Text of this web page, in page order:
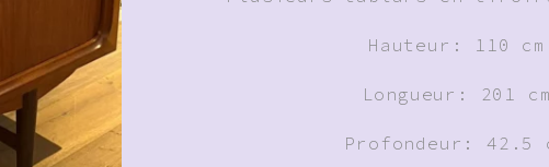
Hauteur: 110 cm
Longueur: 201 cm
Profondeur: 42.5